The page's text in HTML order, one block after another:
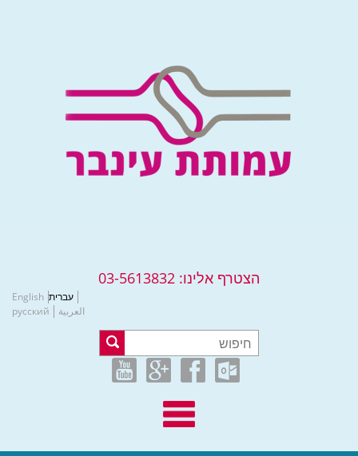
הצטרף אלינו: 03-5613832
עברית English
русский
العربية